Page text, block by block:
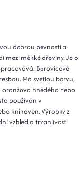
dobrou pevností a
mezi měkké dřeviny. Je o
Borovicové
Má světlou barvu,
hnědého nebo
používán v
knihoven. Výrobky z
vzhled a trvanlivost.